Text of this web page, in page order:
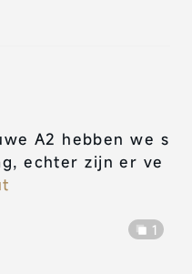
A2 hebben we s
echter zijn er ve
1